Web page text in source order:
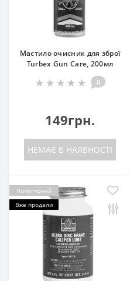
Мастило очисник для зброї
Turbex Gun Care, 200мл
0
149грн.
НЕМАЄ В НАЯВНОСТІ
Популярний
Вже продали